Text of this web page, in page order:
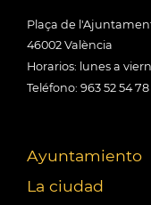
Plaça de l'Ajuntament
46002 València
Horarios: lunes a
Teléfono: 963 52 54 78
Ayuntamiento
La ciudad